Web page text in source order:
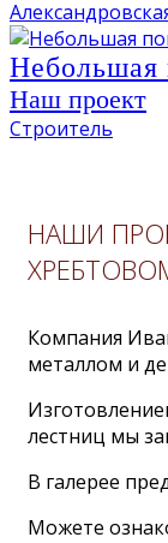
Небольшая
Наш проект
Строитель
НАШИ
Компания
металлом и
лестниц мы
В галерее
Можете